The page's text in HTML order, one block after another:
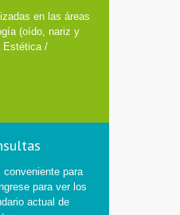
en las áreas
(oído, nariz y
Estética /
conveniente para
para ver los
actual de